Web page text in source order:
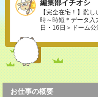
編集部イチオシ
【完全在宅！】難
時～時短＊データ入
日・16日＞ドーム
お仕事の概要